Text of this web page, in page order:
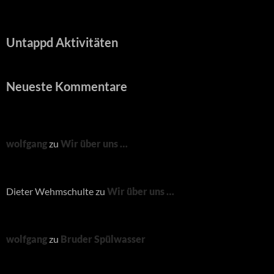
Untappd Aktivitäten
Neueste Kommentare
wolfgangzu Wir über uns …
Dieter Wehmschultezu Wir über uns …
wolfgangzu Bruder Spülwasser